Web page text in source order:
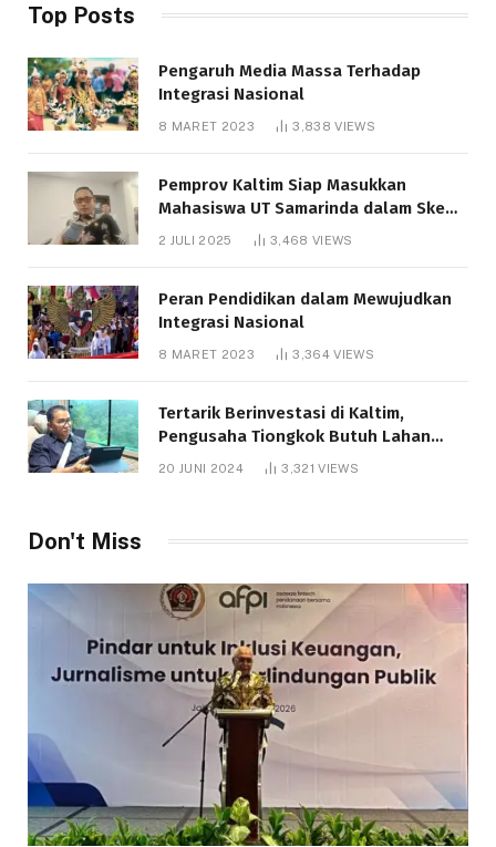
Top Posts
Pengaruh Media Massa Terhadap
Integrasi Nasional
8 MARET 2023 3,838VIEWS
Pemprov Kaltim Siap Masukkan
Mahasiswa UT Samarinda dalam Skema
Bantuan Pendidikan Gratispol
2 JULI 2025 3,468 VIEWS
Peran Pendidikan dalam Mewujudkan
Integrasi Nasional
8 MARET 2023 3,364VIEWS
Tertarik Berinvestasi di Kaltim,
Pengusaha Tiongkok Butuh Lahan
1.000 Hektare
20 JUNI 2024 3,321VIEWS
Don't Miss